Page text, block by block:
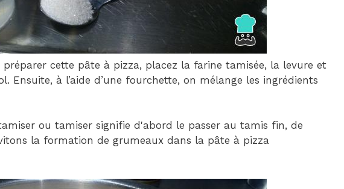
cette pâte à pizza, placez la farine tamisée, la levure et
Ensuite, à l’aide d’une fourchette, on mélange les ingrédients
ou tamiser signifie d'abord le passer au tamis fin, de
la formation de grumeaux dans la pâte à pizza